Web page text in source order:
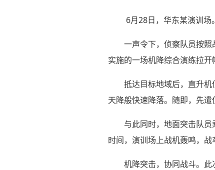
6月28日，华东某演训场
一声令下，侦察队员按
实施的一场机降综合演练拉开
抵达目标地域后，直升
天降般快速降落。随即，先遣
与此同时，地面突击队
时间，演训场上战机轰鸣，
机降突击，协同战斗。